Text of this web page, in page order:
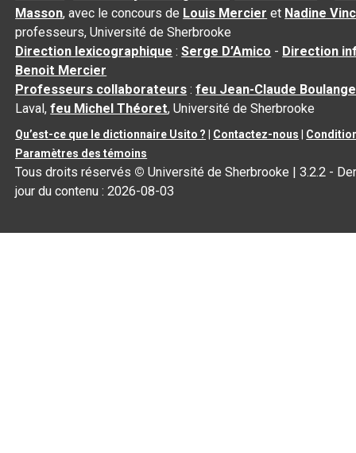
Masson, avec le concours de Louis Mercier et Nadine
professeurs, Université de Sherbrooke
Direction lexicographique :Serge D’Amico - Direction
Benoit Mercier
Professeurs collaborateurs :feu Jean-Claude
Laval,feu Michel Théoret, Université de Sherbrooke
Qu’est-ce que le dictionnaire Usito ? Contactez-nous
Paramètres des témoins
Tous droits réservés © Université de Sherbrooke |3.2.2 -
jour du contenu :2026-08-03